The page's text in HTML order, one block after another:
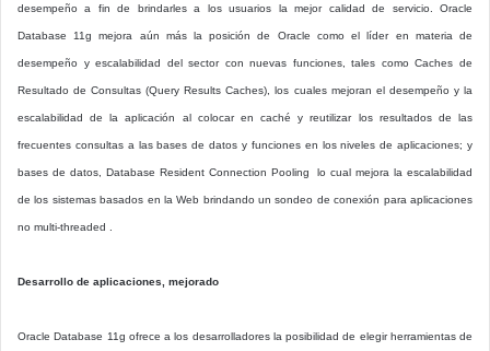
desempeño a fin de brindarles a los usuarios la mejor calidad de servicio. Oracle
Database 11g mejora aún más la posición de Oracle como el líder en materia de
desempeño y escalabilidad del sector con nuevas funciones, tales como Caches de
Resultado de Consultas (Query Results Caches), los cuales mejoran el desempeño y la
escalabilidad de la aplicación al colocar en caché y reutilizar los resultados de las
frecuentes consultas a las bases de datos y funciones en los niveles de aplicaciones; y
bases de datos, Database Resident Connection Pooling lo cual mejora la escalabilidad
de los sistemas basados en la Web brindando un sondeo de conexión para aplicaciones
no multi-threaded .
Desarrollo de aplicaciones, mejorado
Oracle Database 11g ofrece a los desarrolladores la posibilidad de elegir herramientas de